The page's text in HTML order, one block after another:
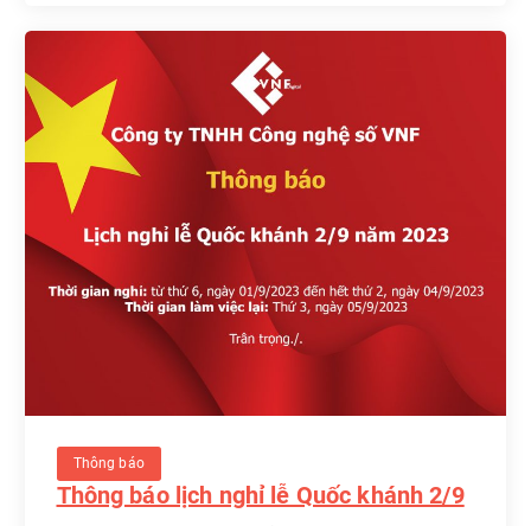
Thông báo
Thông báo lịch nghỉ lễ Quốc khánh 2/9